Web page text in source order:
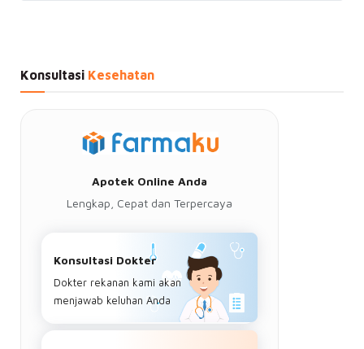
Konsultasi Kesehatan
Apotek Online Anda
Lengkap, Cepat dan Terpercaya
Konsultasi Dokter
Dokter rekanan kami akan
menjawab keluhan Anda